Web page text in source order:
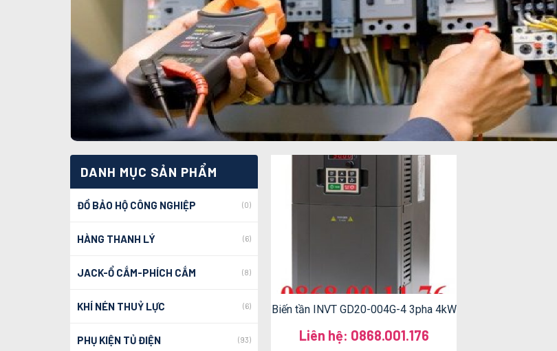
DANH MỤC SẢN PHẨM
ĐỒ BẢO HỘ CÔNG NGHIỆP (0)
HÀNG THANH LÝ (6)
JACK-Ổ CẮM-PHÍCH CẮM (8)
KHÍ NÉN THUỶ LỰC (6)
PHỤ KIỆN TỦ ĐIỆN (93)
Biến tần INVT GD20-004G-4 3pha 4kW
Liên hệ: 0868.001.176